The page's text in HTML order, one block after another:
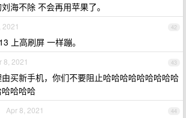
海不除 不会再用苹果了。
42
2021
13 上高刷屏 一样蹦。
43
8, 2021
买新手机，你们不要阻止哈哈哈哈哈哈哈哈哈
哈哈哈
44
Apr 8, 2021